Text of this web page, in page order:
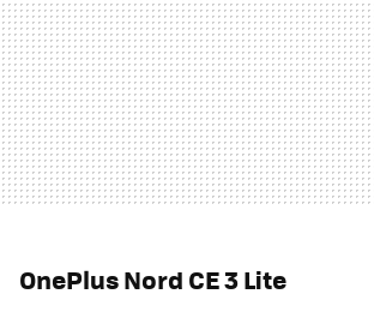
OnePlus Nord CE 3 Lite